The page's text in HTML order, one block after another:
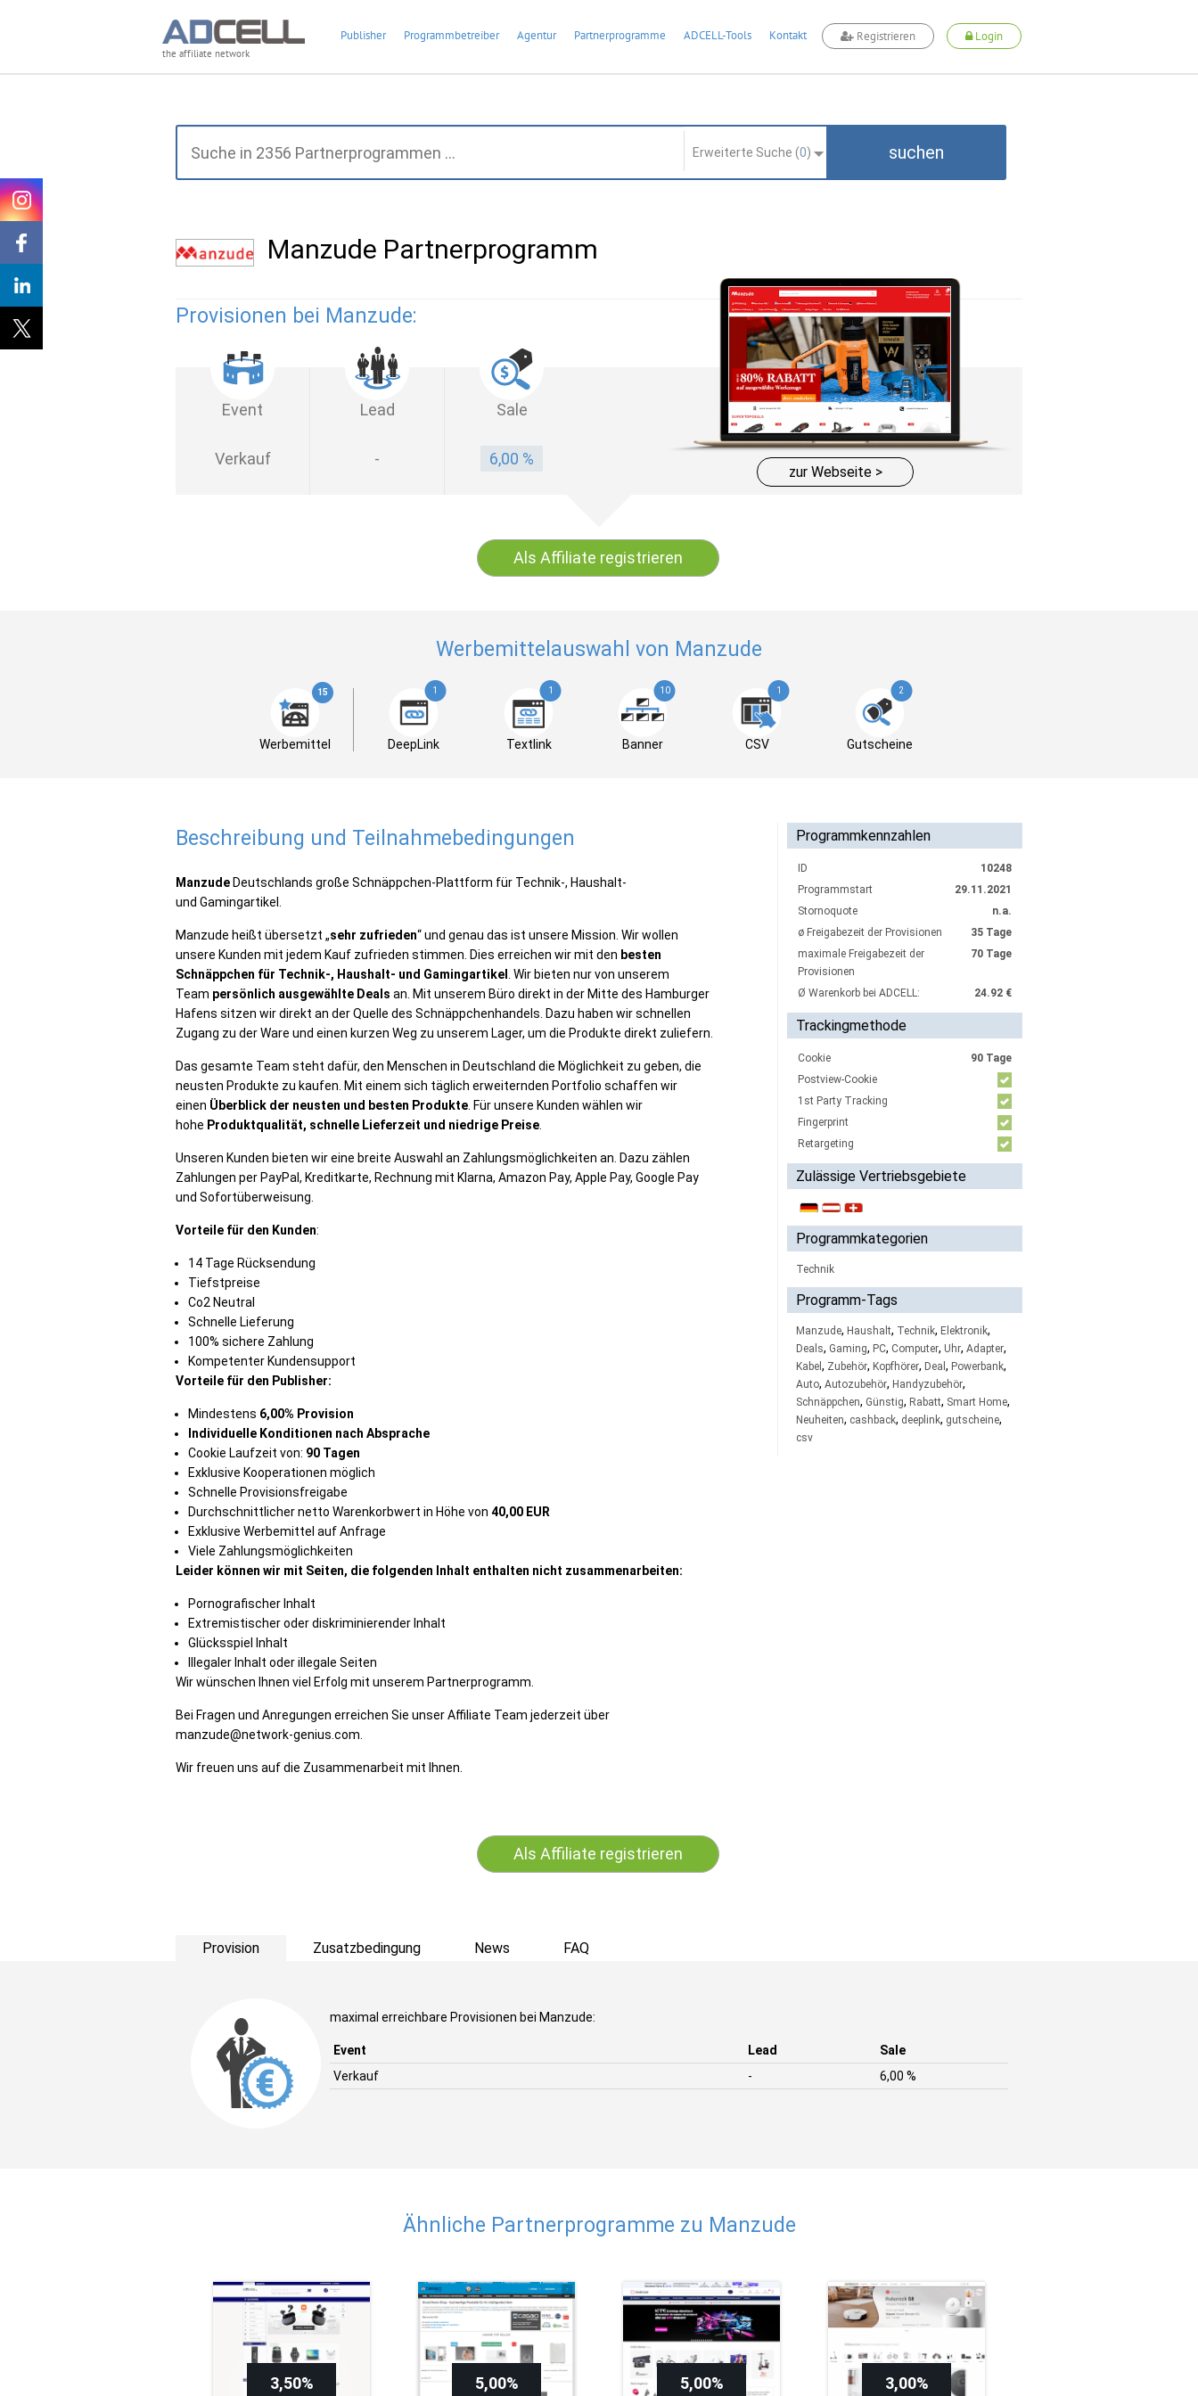
the affiliate network
Publisher Programmbetreiber Agentur Partnerprogramme ADCELL-Tools Kontakt Registrieren Login
Erweiterte Suche (0) suchen
Manzude Partnerprogramm
Provisionen bei Manzude:
Event Lead Sale
Verkauf - 6,00 %
zur Webseite >
Als Affiliate registrieren
Werbemittelauswahl von Manzude
15
Werbemittel
1
DeepLink
1
Textlink
10
Banner
1
CSV
2
Gutscheine
Beschreibung und Teilnahmebedingungen
Manzude Deutschlands große Schnäppchen-Plattform für Technik-, Haushalt-
und Gamingartikel.
Manzude heißt übersetzt „sehr zufrieden“ und genau das ist unsere Mission. Wir wollen
unsere Kunden mit jedem Kauf zufrieden stimmen. Dies erreichen wir mit den besten
Schnäppchen für Technik-, Haushalt- und Gamingartikel
. Wir bieten nur von unserem
Team persönlich ausgewählte Deals an. Mit unserem Büro direkt in der Mitte des Hamburger
Hafens sitzen wir direkt an der Quelle des Schnäppchenhandels. Dazu haben wir schnellen
Zugang zu der Ware und einen kurzen Weg zu unserem Lager, um die Produkte direkt zuliefern.
Das gesamte Team steht dafür, den Menschen in Deutschland die Möglichkeit zu geben, die
neusten Produkte zu kaufen. Mit einem sich täglich erweiternden Portfolio schaffen wir
einen Überblick der neusten und besten Produkte . Für unsere Kunden wählen wir
hohe Produktqualität, schnelle Lieferzeit und niedrige Preise
Unseren Kunden bieten wir eine breite Auswahl an Zahlungsmöglichkeiten an. Dazu zählen
Zahlungen per PayPal, Kreditkarte, Rechnung mit Klarna, Amazon Pay, Apple Pay, Google Pay
und Sofortüberweisung.
Vorteile für den Kunden:
14 Tage Rücksendung
Tiefstpreise
Co2 Neutral
Schnelle Lieferung
100% sichere Zahlung
Kompetenter Kundensupport
Vorteile für den Publisher:
Mindestens 6,00% Provision
Individuelle Konditionen nach Absprache
Cookie Laufzeit von: 90 Tagen
Exklusive Kooperationen möglich
Schnelle Provisionsfreigabe
Durchschnittlicher netto Warenkorbwert in Höhe von 40,00 EUR
Exklusive Werbemittel auf Anfrage
Viele Zahlungsmöglichkeiten
Leider können wir mit Seiten, die folgenden Inhalt enthalten nicht zusammenarbeiten:
Pornografischer Inhalt
Extremistischer oder diskriminierender Inhalt
Glücksspiel Inhalt
Illegaler Inhalt oder illegale Seiten
Wir wünschen Ihnen viel Erfolg mit unserem Partnerprogramm.
Bei Fragen und Anregungen erreichen Sie unser Affiliate Team jederzeit über
manzude@network-genius.com.
Wir freuen uns auf die Zusammenarbeit mit Ihnen.
Programmkennzahlen
ID
10248
Programmstart
29.11.2021
Stornoquote
n.a.
ø Freigabezeit der Provisionen
35 Tage
maximale Freigabezeit der
Provisionen
70 Tage
Ø Warenkorb bei ADCELL: 24.92 €
Trackingmethode
Cookie
90 Tage
Postview-Cookie
1st Party Tracking
Fingerprint
Retargeting
Zulässige Vertriebsgebiete
Programmkategorien
Technik
Programm-Tags
Manzude, Haushalt, Technik, Elektronik,
Deals, Gaming, PC, Computer, Uhr, Adapter,
Kabel , Zubehör, Kopfhörer, Deal , Powerbank,
Auto, Autozubehör, Handyzubehör,
Schnäppchen, Günstig, Rabatt, Smart Home,
Neuheiten, cashback, deeplink, gutscheine,
csv
Als Affiliate registrieren
Provision Zusatzbedingung News FAQ
maximal erreichbare Provisionen bei Manzude:
Event Lead
Sale
Verkauf
- 6,00 %
Ähnliche Partnerprogramme zu Manzude
3,50% 15,00 €
5,00% 5,00% 3,00%